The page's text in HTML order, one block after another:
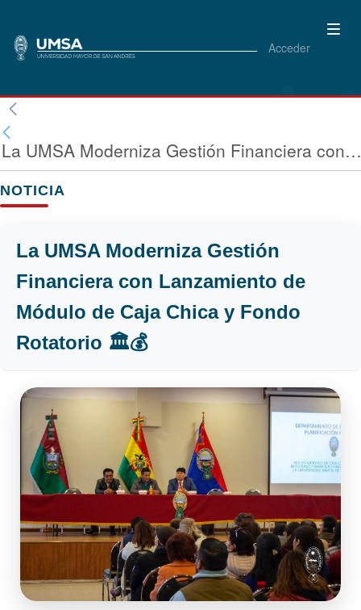
Acceder
La UMSA Moderniza Gestión Financiera con Lanzamiento de Módulo
NOTICIA
La UMSA Moderniza Gestión
Financiera con Lanzamiento de
Módulo de Caja Chica y Fondo
Rotatorio 🏛️💰